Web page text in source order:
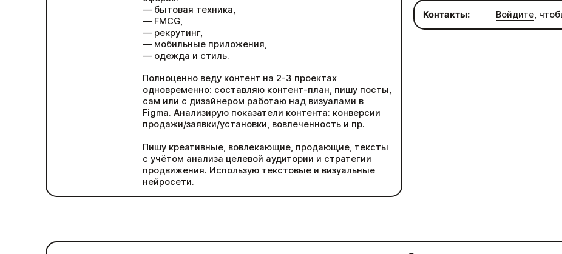
— бытовая техника,
— FMCG,
— рекрутинг,
— мобильные приложения,
— одежда и стиль.
Полноценно веду контент на 2-3 проектах
одновременно: составляю контент-план, пишу посты,
сам или с дизайнером работаю над визуалами в
Figma. Анализирую показатели контента: конверсии
продажи/заявки/установки, вовлеченность и пр.
Пишу креативные, вовлекающие, продающие, тексты
с учётом анализа целевой аудитории и стратегии
продвижения. Использую текстовые и визуальные
нейросети.
Контакты: Войдите,